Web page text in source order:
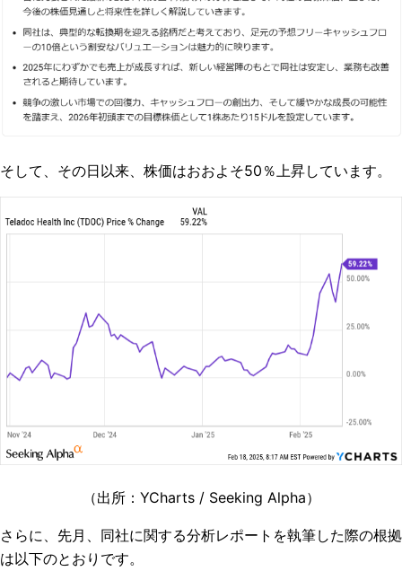
そして、その日以来、株価はおおよそ50％上昇しています。
（出所：YCharts / Seeking Alpha）
さらに、先月、同社に関する分析レポートを執筆した際の根拠
は以下のとおりです。